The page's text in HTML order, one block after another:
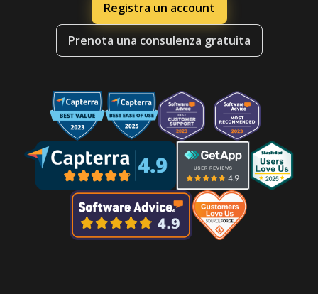
Registra un account
Prenota una consulenza gratuita